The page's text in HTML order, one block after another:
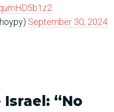
September 30, 2024
“No